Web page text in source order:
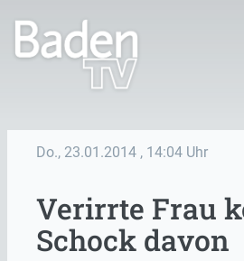
Do., 23.01.2014 , 14:04 Uhr
Verirrte Frau
Schock davon